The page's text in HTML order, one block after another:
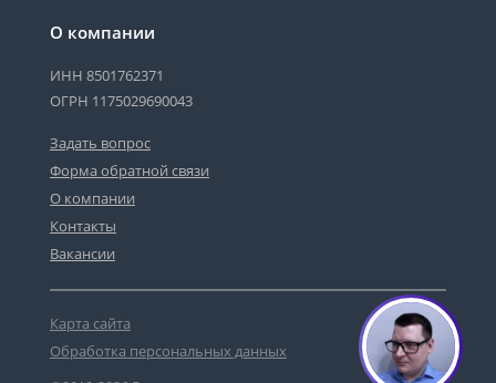
О компании
ИНН 8501762371
ОГРН 1175029690043
Задать вопрос
Форма обратной связи
О компании
Контакты
Вакансии
Карта сайта
Обработка персональных данных
1
Сергей - юрист-консультант